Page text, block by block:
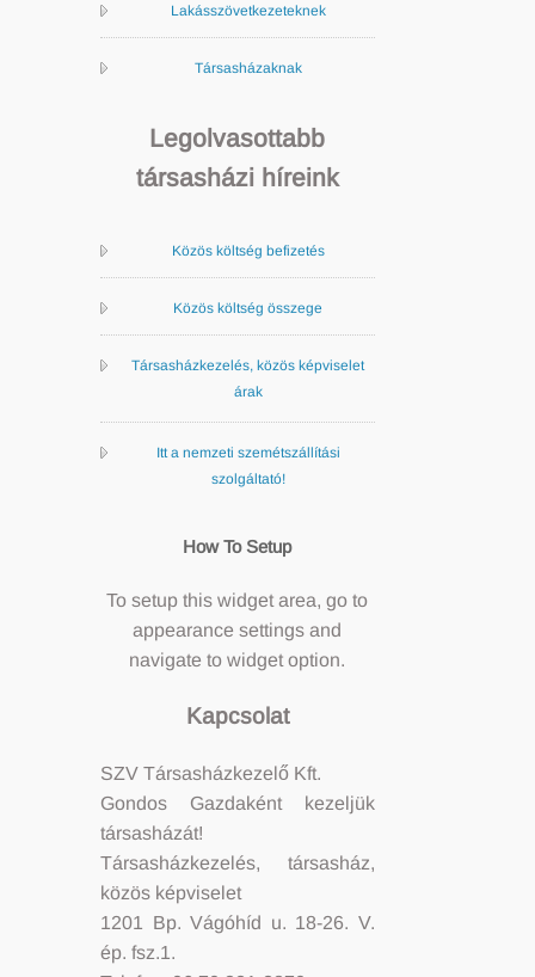
Lakásszövetkezeteknek
Társasházaknak
Legolvasottabb
társasházi híreink
Közös költség befizetés
Közös költség összege
Társasházkezelés, közös képviselet
árak
Itt a nemzeti szemétszállítási
szolgáltató!
How To Setup
To setup this widget area, go to
appearance settings and
navigate to widget option.
Kapcsolat
SZV Társasházkezelő Kft.
Gondos Gazdaként kezeljük
társasházát!
Társasházkezelés, társasház,
közös képviselet
1201 Bp. Vágóhíd u. 18-26. V.
ép. fsz.1.